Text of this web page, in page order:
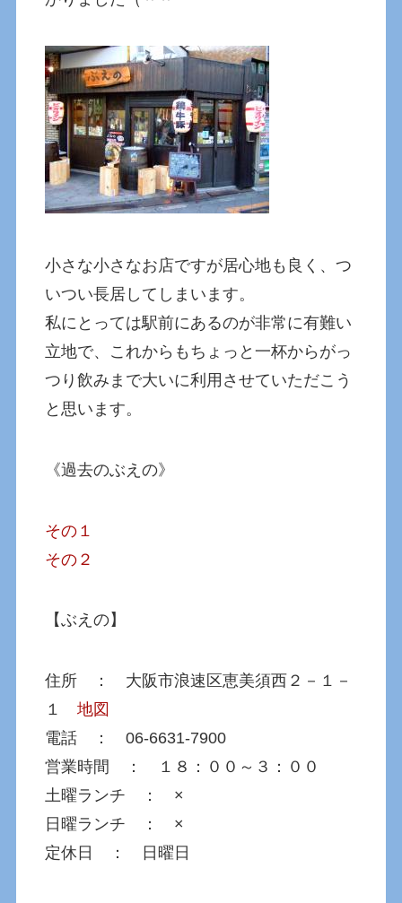
小さな小さなお店ですが居心地も良く、つ
いつい長居してしまいます。
私にとっては駅前にあるのが非常に有難い
立地で、これからもちょっと一杯からがっ
つり飲みまで大いに利用させていただこう
と思います。
《過去のぶえの》
その１
その２
【ぶえの】
住所 ： 大阪市浪速区恵美須西２－１－
１地図
電話 ： 06-6631-7900
営業時間 ： １８：００～３：００
土曜ランチ ： ×
日曜ランチ ： ×
定休日 ： 日曜日